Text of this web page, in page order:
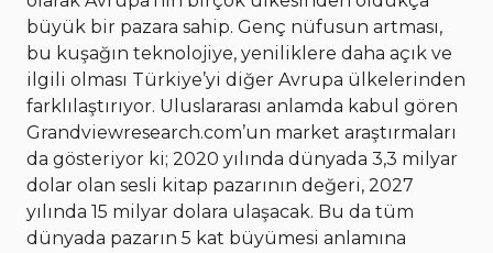
büyük bir pazara sahip. Genç nüfusun artması,
bu kuşağın teknolojiye, yeniliklere daha açık ve
ilgili olması Türkiye’yi diğer Avrupa ülkelerinden
farklılaştırıyor. Uluslararası anlamda kabul gören
Grandviewresearch.com’un market araştırmaları
da gösteriyor ki; 2020 yılında dünyada 3,3 milyar
dolar olan sesli kitap pazarının değeri, 2027
yılında 15 milyar dolara ulaşacak. Bu da tüm
dünyada pazarın 5 kat büyümesi anlamına